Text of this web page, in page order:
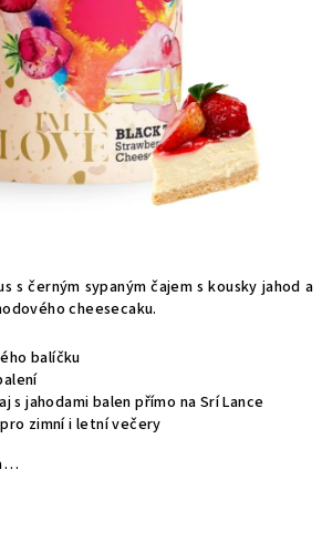
s černým sypaným čajem s kousky jahod a
cheesecaku.
balíčku
s jahodami balen přímo na Srí Lance
zimní i letní večery